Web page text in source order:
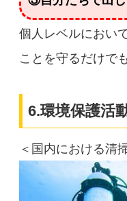
個人レベルにおい
ことを守るだけで
6.環境保護活
＜ 国内における清